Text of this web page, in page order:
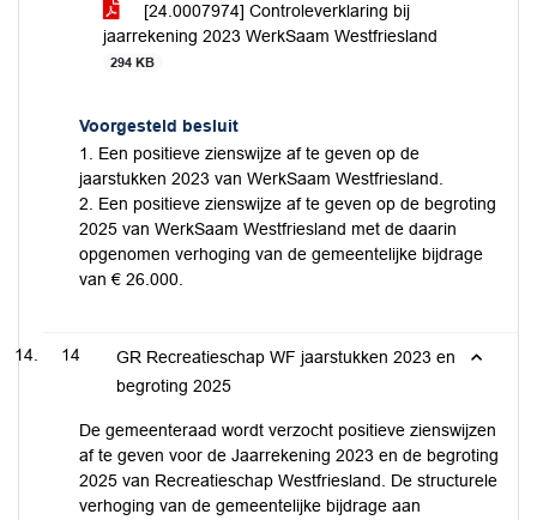
[24.0007974] Controleverklaring bij
jaarrekening 2023 WerkSaam Westfriesland
294 KB
Voorgesteld besluit
1. Een positieve zienswijze af te geven op de
jaarstukken 2023 van WerkSaam Westfriesland.
2. Een positieve zienswijze af te geven op de begroting
2025 van WerkSaam Westfriesland met de daarin
opgenomen verhoging van de gemeentelijke bijdrage
van € 26.000.
14
GR Recreatieschap WF jaarstukken 2023 en
begroting 2025
De gemeenteraad wordt verzocht positieve zienswijzen
af te geven voor de Jaarrekening 2023 en de begroting
2025 van Recreatieschap Westfriesland. De structurele
verhoging van de gemeentelijke bijdrage aan